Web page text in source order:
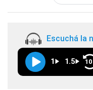
Escuchá la
1 1.5 10